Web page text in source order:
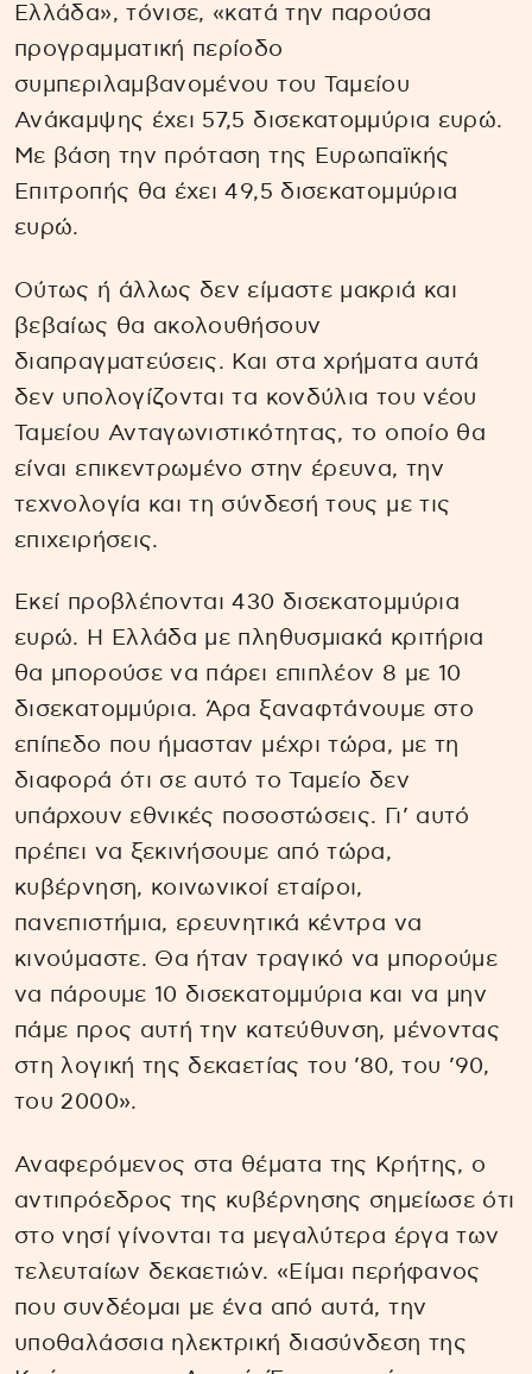
Ελλάδα», τόνισε, «κατά την παρούσα
προγραμματική περίοδο
συμπεριλαμβανομένου του Ταμείου
Ανάκαμψης έχει 57,5 δισεκατομμύρια ευρώ.
Με βάση την πρόταση της Ευρωπαϊκής
Επιτροπής θα έχει 49,5 δισεκατομμύρια
ευρώ.
Ούτως ή άλλως δεν είμαστε μακριά και
βεβαίως θα ακολουθήσουν
διαπραγματεύσεις. Και στα χρήματα αυτά
δεν υπολογίζονται τα κονδύλια του νέου
Ταμείου Ανταγωνιστικότητας, το οποίο θα
είναι επικεντρωμένο στην έρευνα, την
τεχνολογία και τη σύνδεσή τους με τις
επιχειρήσεις.
Εκεί προβλέπονται 430 δισεκατομμύρια
ευρώ. Η Ελλάδα με πληθυσμιακά κριτήρια
θα μπορούσε να πάρει επιπλέον 8 με 10
δισεκατομμύρια. Άρα ξαναφτάνουμε στο
επίπεδο που ήμασταν μέχρι τώρα, με τη
διαφορά ότι σε αυτό το Ταμείο δεν
υπάρχουν εθνικές ποσοστώσεις. Γι’ αυτό
πρέπει να ξεκινήσουμε από τώρα,
κυβέρνηση, κοινωνικοί εταίροι,
πανεπιστήμια, ερευνητικά κέντρα να
κινούμαστε. Θα ήταν τραγικό να μπορούμε
να πάρουμε 10 δισεκατομμύρια και να μην
πάμε προς αυτή την κατεύθυνση, μένοντας
στη λογική της δεκαετίας του ’80, του ’90,
του 2000».
Αναφερόμενος στα θέματα της Κρήτης, ο
αντιπρόεδρος της κυβέρνησης σημείωσε ότι
στο νησί γίνονται τα μεγαλύτερα έργα των
τελευταίων δεκαετιών. «Είμαι περήφανος
που συνδέομαι με ένα από αυτά, την
υποθαλάσσια ηλεκτρική διασύνδεση της